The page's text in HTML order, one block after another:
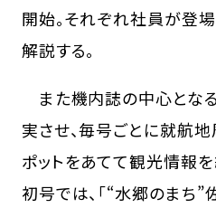
開始。それぞれ社員が登
解説する。
また機内誌の中心とな
実させ、毎号ごとに就航
ポットをあてて観光情報
初号では、「“水郷のまち